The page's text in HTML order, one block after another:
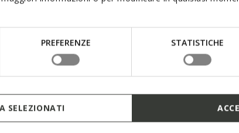
PREFERENZE STATISTICHE
SELEZIONATI